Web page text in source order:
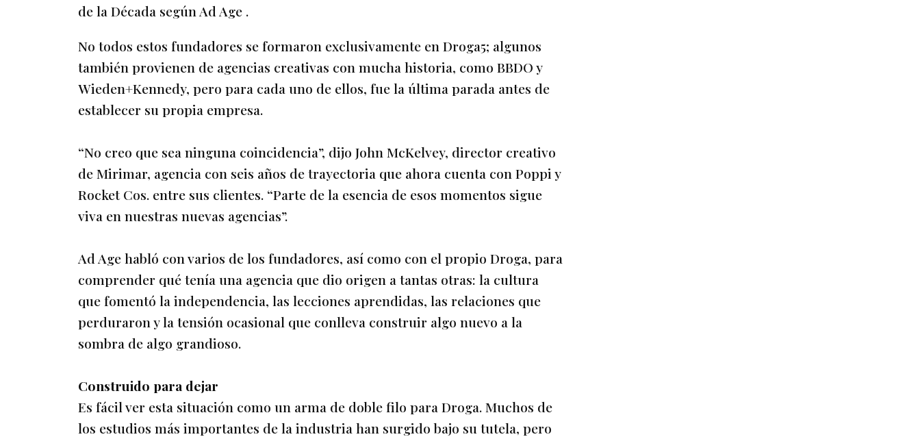
de la Década según Ad Age .
No todos estos fundadores se formaron exclusivamente en Droga5; algunos
también provienen de agencias creativas con mucha historia, como BBDO y
Wieden+Kennedy, pero para cada uno de ellos, fue la última parada antes de
establecer su propia empresa.
“No creo que sea ninguna coincidencia”, dijo John McKelvey, director creativo
de Mirimar, agencia con seis años de trayectoria que ahora cuenta con Poppi y
Rocket Cos. entre sus clientes. “Parte de la esencia de esos momentos sigue
viva en nuestras nuevas agencias”.
Ad Age habló con varios de los fundadores, así como con el propio Droga, para
comprender qué tenía una agencia que dio origen a tantas otras: la cultura
que fomentó la independencia, las lecciones aprendidas, las relaciones que
perduraron y la tensión ocasional que conlleva construir algo nuevo a la
sombra de algo grandioso.
Construido para dejar
Es fácil ver esta situación como un arma de doble filo para Droga. Muchos de
los estudios más importantes de la industria han surgido bajo su tutela, pero